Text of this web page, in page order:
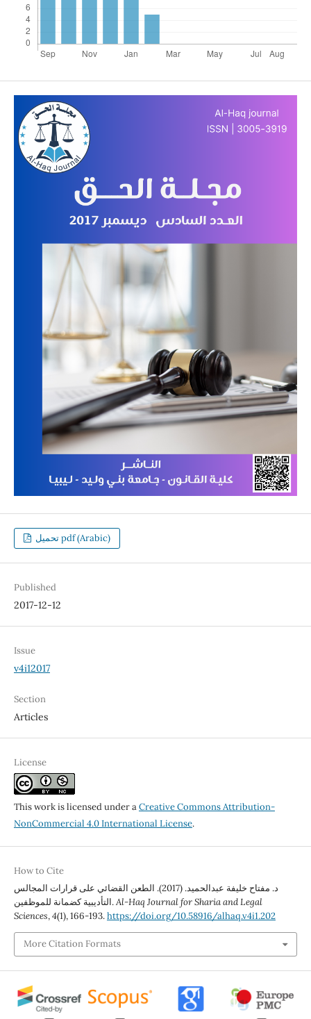
تحميل pdf (Arabic)
Published
2017-12-12
Issue
v4i12017
Section
Articles
License
This work is licensed under aCreative Commons Attribution-
NonCommercial 4.0 International License.
How to Cite
د. مفتاح خليفة عبدالحميد. (2017). الطعن القضائي على قرارات المجالس
التأديبية كضمانة للموظفين.Al-Haq Journal for Sharia and Legal
Sciences,4(1), 166-193.https://doi.org/10.58916/alhaq.v4i1.202
More Citation Formats